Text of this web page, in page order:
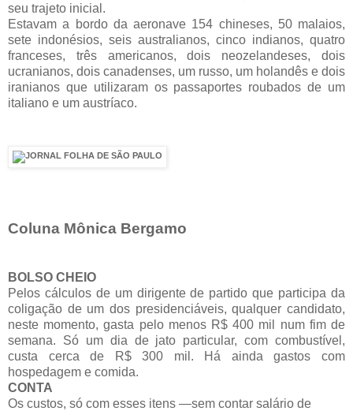
seu trajeto inicial.
Estavam a bordo da aeronave 154 chineses, 50 malaios,
sete indonésios, seis australianos, cinco indianos, quatro
franceses, três americanos, dois neozelandeses, dois
ucranianos, dois canadenses, um russo, um holandês e dois
iranianos que utilizaram os passaportes roubados de um
italiano e um austríaco.
Coluna Mônica Bergamo
BOLSO CHEIO
Pelos cálculos de um dirigente de partido que participa da
coligação de um dos presidenciáveis, qualquer candidato,
neste momento, gasta pelo menos R$ 400 mil num fim de
semana. Só um dia de jato particular, com combustível,
custa cerca de R$ 300 mil. Há ainda gastos com
hospedagem e comida.
CONTA
Os custos, só com esses itens —sem contar salário de